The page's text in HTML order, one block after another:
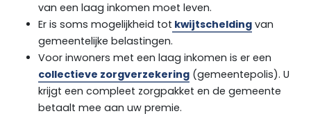
van een laag inkomen moet leven.
Er is soms mogelijkheid tot kwijtschelding van
gemeentelijke belastingen.
Voor inwoners met een laag inkomen is er een
collectieve zorgverzekering (gemeentepolis). U
krijgt een compleet zorgpakket en de gemeente
betaalt mee aan uw premie.